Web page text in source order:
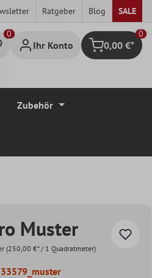
Ratgeber Blog SALE
Ihr Konto Warenkorb
0
0,00 €*
Zubehör
Muster
(250,00 €* / 1 Quadratmeter)